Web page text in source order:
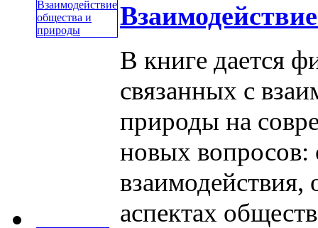
В книге дается
связанных с
природы на
новых вопросов:
взаимодействия,
аспектах